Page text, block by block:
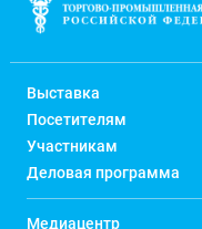
Выставка
Посетителям
Участникам
Деловая программа
Медиацентр